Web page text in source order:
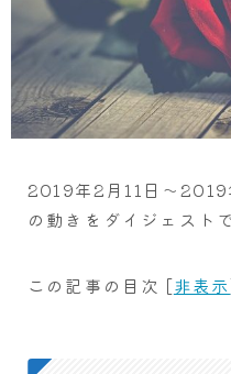
2019年2月11日～2019
の動きをダイジェスト
この記事の目次 [非表示